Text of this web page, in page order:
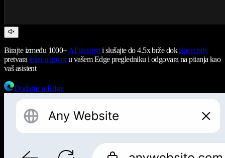
Birajte između 1000+AI glasova i slušajte do 4.5x brže dokSpeechify
pretvara tekst u govoru vašem Edge pregledniku i odgovara na pitanja kao
vaš asistent
Dodajte u Edge